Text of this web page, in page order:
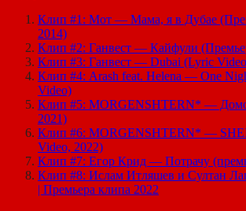
Клип #1: Мот — Мама, я в Дубае
2014)
Клип #2: Ганвест — Кайфули
Клип #3: Ганвест — Dubai (Lyric
Клип #4: Arash feat. Helena — One
Video)
Клип #5: MORGENSHTERN* —
2021)
Клип #6: MORGENSHTERN* —
Video, 2022)
Клип #7: Егор Крид — Потрачу
Клип #8: Ислам Итляшев и Султан
| Премьера клипа 2022